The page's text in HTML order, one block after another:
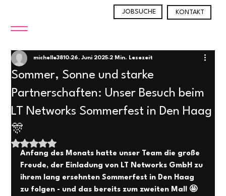
JOBSUCHE KONTAKT
Sommer, Sonne und starke
Partnerschaften: Unser Besuch beim
LT Networks Sommerfest in Den Haag
🎊
michelle3810 26. Juni 2025 2 Min. Lesezeit
Mit NaN von 5 Sternen bewertet.
Anfang des Monats hatte unser Team die große
Freude, der Einladung von LT Networks GmbH zu
ihrem lang ersehnten Sommerfest in Den Haag
zu folgen - und das bereits zum zweiten Mal! 🤩